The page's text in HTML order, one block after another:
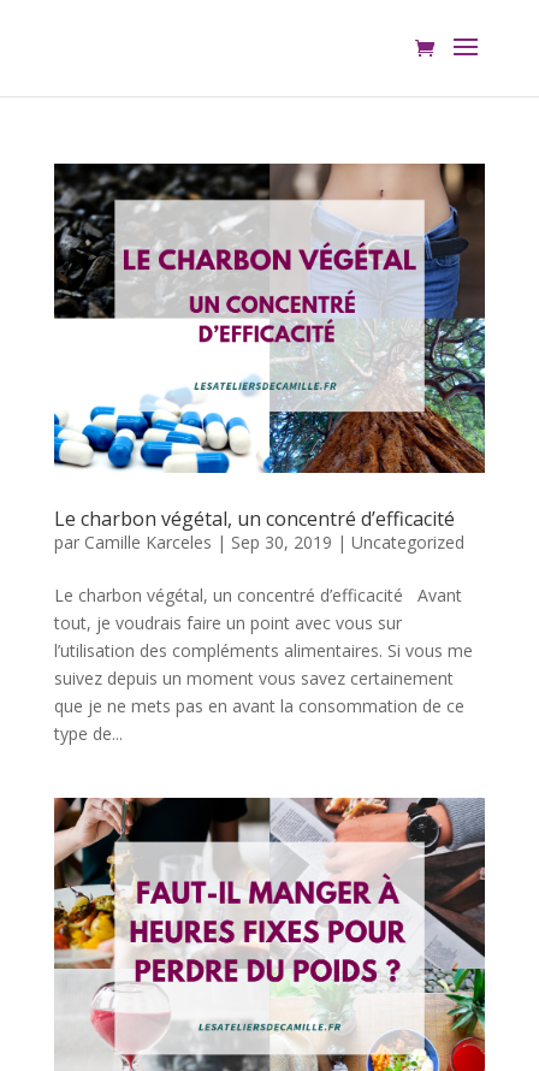
Le charbon végétal, un concentré d’efficacité
par Camille Karceles | Sep 30, 2019 | Uncategorized
Le charbon végétal, un concentré d’efficacité Avant
tout, je voudrais faire un point avec vous sur
l’utilisation des compléments alimentaires. Si vous me
suivez depuis un moment vous savez certainement
que je ne mets pas en avant la consommation de ce
type de...